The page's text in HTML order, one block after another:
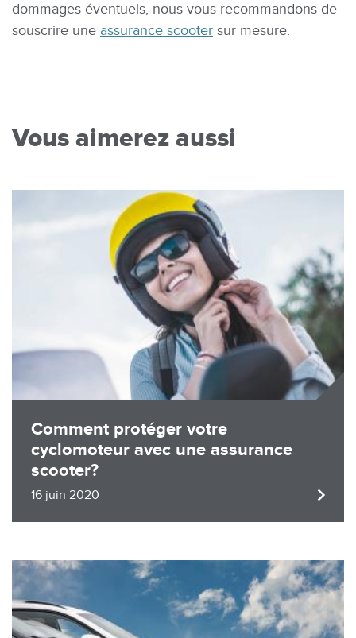
dommages éventuels, nous vous recommandons de
souscrire une assurance scooter sur mesure.
Vous aimerez aussi
Comment protéger votre
cyclomoteur avec une assurance
scooter?
16 juin 2020
Image